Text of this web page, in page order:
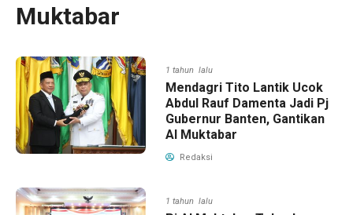
Muktabar
1 tahun lalu
Mendagri Tito Lantik Ucok
Abdul Rauf Damenta Jadi Pj
Gubernur Banten, Gantikan
Al Muktabar
Redaksi
1 tahun lalu